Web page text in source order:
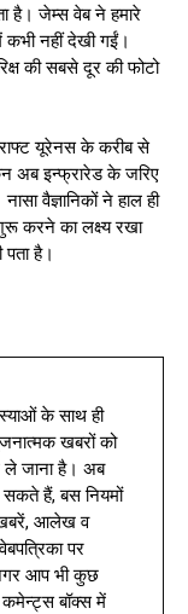
है। जेम्स वेब ने हमारे
कभी नहीं देखी गईं।
की सबसे दूर की फोटो
यूरेनस के करीब से
अब इन्फ्रारेड के जरिए
वैज्ञानिकों ने हाल ही
करने का लक्ष्य रखा
है।
के साथ ही
खबरों को
ले जाना है। अब
हैं, बस नियमों
खबरें, आलेख व
पर
आप भी कुछ
कमेन्ट्स बॉक्स में